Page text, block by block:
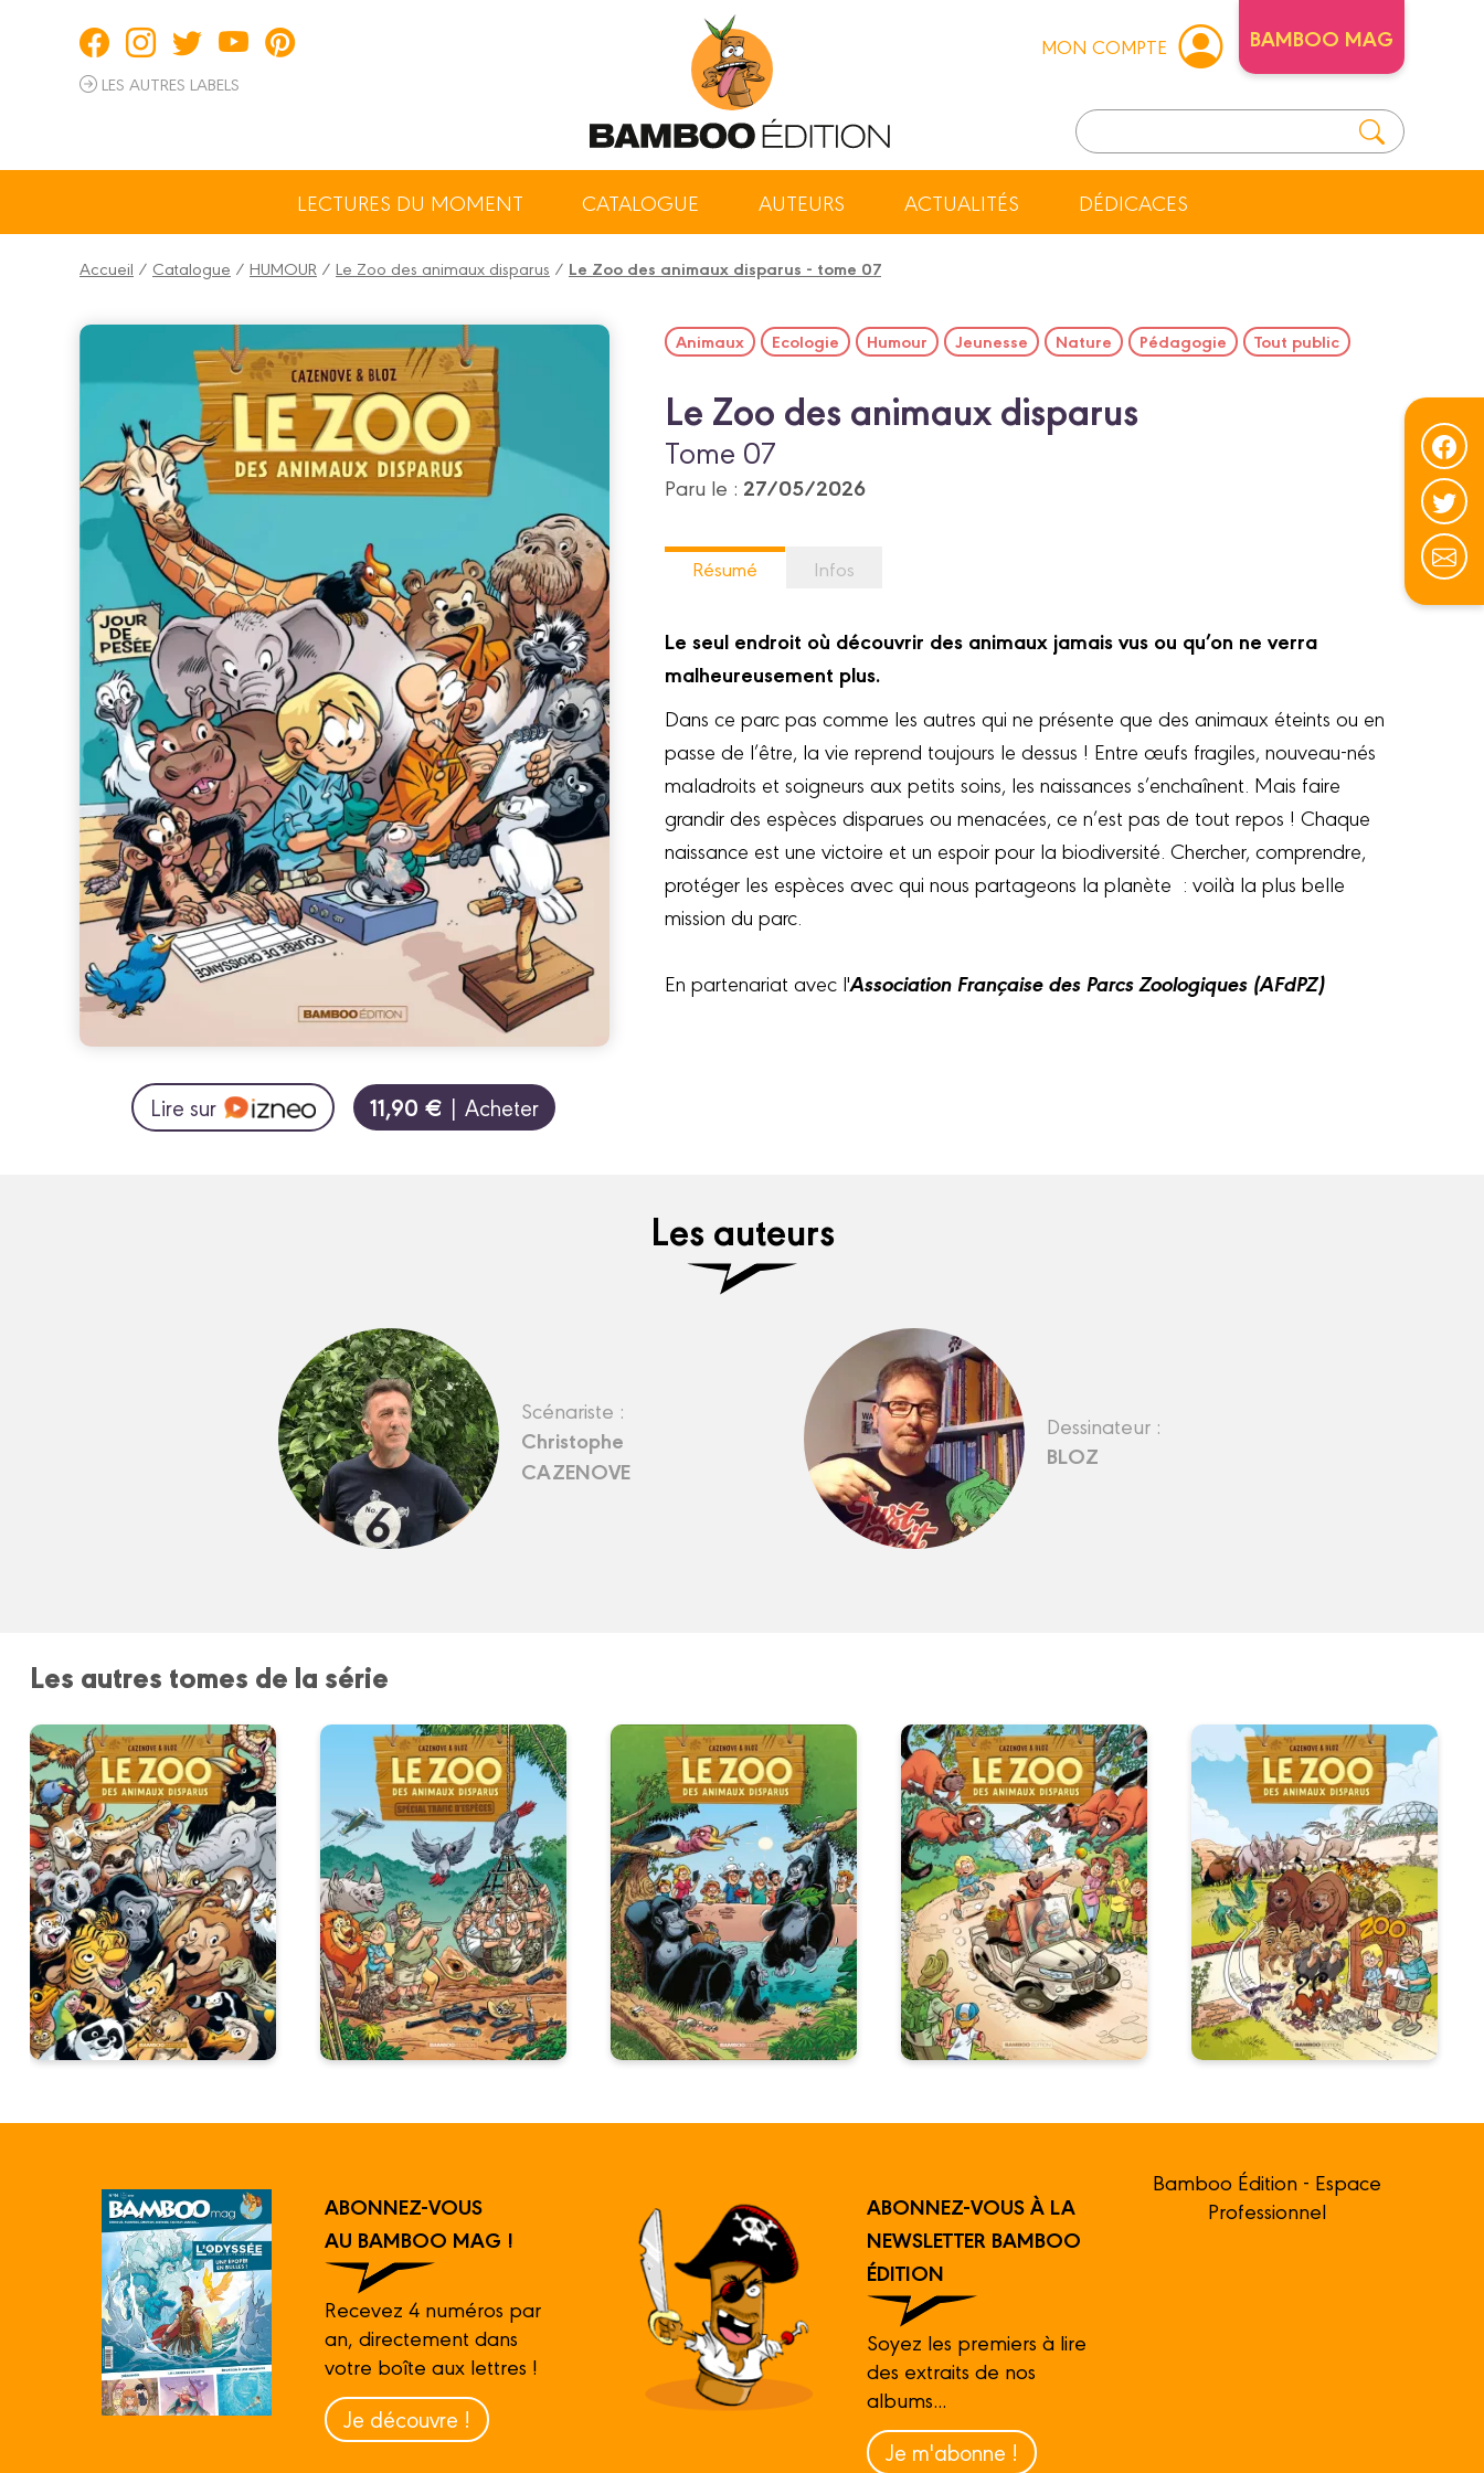
LES AUTRES LABELS
MON COMPTE BAMBOO MAG
LECTURES DU MOMENT CATALOGUE AUTEURS ACTUALITÉS DÉDICACES
Accueil / Catalogue / HUMOUR / Le Zoo des animaux disparus / Le Zoo des animaux disparus - tome 07
Lire sur 11,90 € | Acheter
Animaux Ecologie Humour Jeunesse Nature Pédagogie Tout public
Le Zoo des animaux disparus
Tome 07
Paru le : 27/05/2026
Résumé Infos
Le seul endroit où découvrir des animaux jamais vus ou qu’on ne verra
malheureusement plus.
Dans ce parc pas comme les autres qui ne présente que des animaux éteints ou en
passe de l’être, la vie reprend toujours le dessus ! Entre œufs fragiles, nouveau-nés
maladroits et soigneurs aux petits soins, les naissances s’enchaînent. Mais faire
grandir des espèces disparues ou menacées, ce n’est pas de tout repos ! Chaque
naissance est une victoire et un espoir pour la biodiversité. Chercher, comprendre,
protéger les espèces avec qui nous partageons la planète : voilà la plus belle
mission du parc.
En partenariat avec l'Association Française des Parcs Zoologiques (AFdPZ)
Les auteurs
Scénariste :
Christophe
CAZENOVE
Dessinateur :
BLOZ
Les autres tomes de la série
ABONNEZ-VOUS
AU BAMBOO MAG !
Recevez 4 numéros par
an, directement dans
votre boîte aux lettres !
Je découvre !
ABONNEZ-VOUS À LA
NEWSLETTER BAMBOO
ÉDITION
Soyez les premiers à lire
des extraits de nos
albums...
Je m'abonne !
Bamboo Édition - Espace
Professionnel